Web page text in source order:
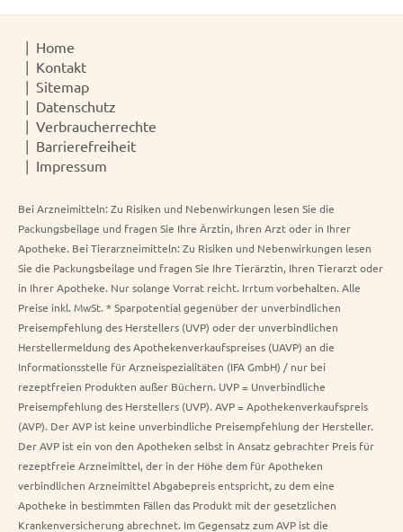
Home
Kontakt
Sitemap
Datenschutz
Verbraucherrechte
Barrierefreiheit
Impressum
Bei Arzneimitteln: Zu Risiken und Nebenwirkungen lesen Sie die
Packungsbeilage und fragen Sie Ihre Ärztin, Ihren Arzt oder in Ihrer
Apotheke. Bei Tierarzneimitteln: Zu Risiken und Nebenwirkungen lesen
Sie die Packungsbeilage und fragen Sie Ihre Tierärztin, Ihren Tierarzt oder
in Ihrer Apotheke. Nur solange Vorrat reicht. Irrtum vorbehalten. Alle
Preise inkl. MwSt. * Sparpotential gegenüber der unverbindlichen
Preisempfehlung des Herstellers (UVP) oder der unverbindlichen
Herstellermeldung des Apothekenverkaufspreises (UAVP) an die
Informationsstelle für Arzneispezialitäten (IFA GmbH) / nur bei
rezeptfreien Produkten außer Büchern. UVP = Unverbindliche
Preisempfehlung des Herstellers (UVP). AVP = Apothekenverkaufspreis
(AVP). Der AVP ist keine unverbindliche Preisempfehlung der Hersteller.
Der AVP ist ein von den Apotheken selbst in Ansatz gebrachter Preis für
rezeptfreie Arzneimittel, der in der Höhe dem für Apotheken
verbindlichen Arzneimittel Abgabepreis entspricht, zu dem eine
Apotheke in bestimmten Fällen das Produkt mit der gesetzlichen
Krankenversicherung abrechnet. Im Gegensatz zum AVP ist die